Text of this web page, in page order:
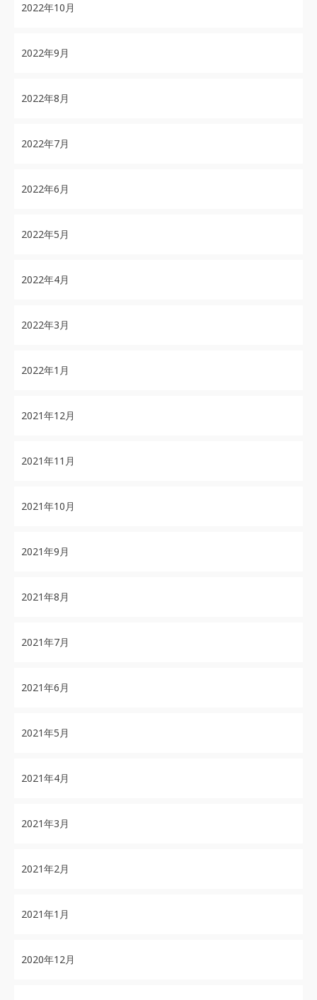
2022年10月
2022年9月
2022年8月
2022年7月
2022年6月
2022年5月
2022年4月
2022年3月
2022年1月
2021年12月
2021年11月
2021年10月
2021年9月
2021年8月
2021年7月
2021年6月
2021年5月
2021年4月
2021年3月
2021年2月
2021年1月
2020年12月